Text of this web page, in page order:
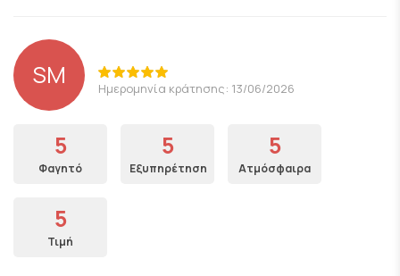
SM Ημερομηνία κράτησης: 13/06/2026
5
Φαγητό
5
Εξυπηρέτηση
5
Ατμόσφαιρα
5
Τιμή